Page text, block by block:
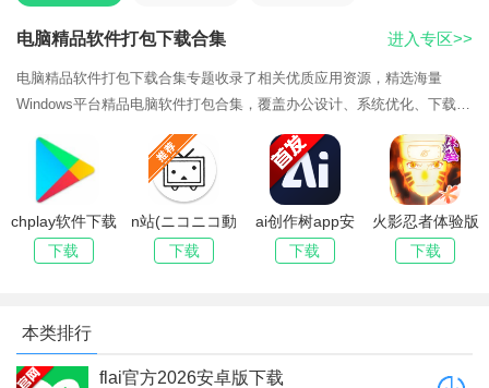
电脑精品软件打包下载合集
电脑精品软件打包下载合集专题收录了相关优质应用资源，精选海量
Windows平台精品电脑软件打包合集，覆盖办公设计、系统优化、下载解
压等分类，全部去除捆绑广告，提供网盘打包直链下载，附带详细安装步
骤与常见问题修复方案，新电脑重装系统一键配齐常用工具。持续更新最
新版本，欢迎下载体验。
进入专区>>
chplay软件下载
apk(Google
Play 商店)
下载
n站(ニコニコ動
画)官方下载
2026最新版
下载
ai创作树app安
卓最新版2026
下载
火影忍者体验版
下载安装
下载
本类排行
flai官方2026安卓版下载